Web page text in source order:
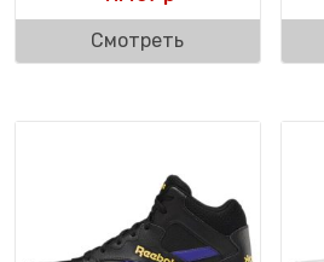
Смотреть